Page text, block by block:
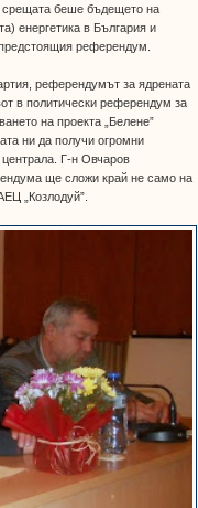
беше бъдещето на
енергетика в България и
референдум.
референдумът за ядрената
в политически референдум за
на проекта „Белене”
ни да получи огромни
Г-н Овчаров
ще сложи край не само на
„Козлодуй”.